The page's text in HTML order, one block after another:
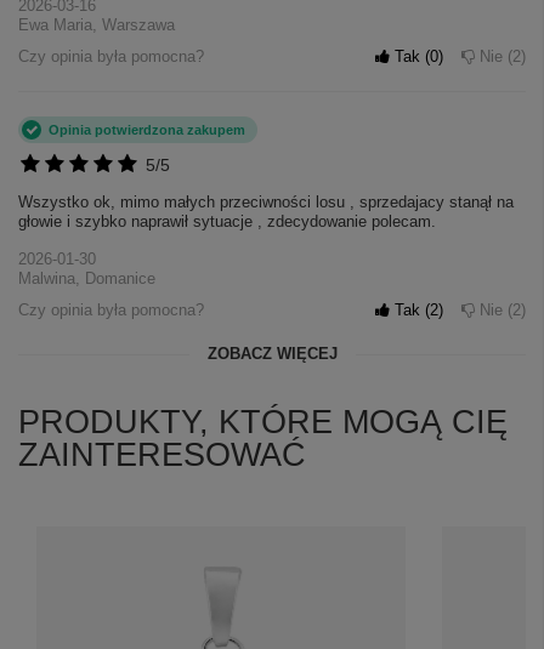
2026-03-16
Ewa Maria, Warszawa
Czy opinia była pomocna?
Tak 0 Nie 2
5/5
Opinia potwierdzona zakupem
Wszystko ok, mimo małych przeciwności losu , sprzedajacy stanął na
głowie i szybko naprawił sytuacje , zdecydowanie polecam.
2026-01-30
Malwina, Domanice
Czy opinia była pomocna?
Tak 2 Nie 2
ZOBACZ WIĘCEJ
PRODUKTY, KTÓRE MOGĄ CIĘ
ZAINTERESOWAĆ